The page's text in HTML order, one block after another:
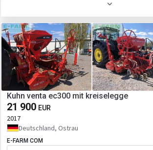
60 mm
Kuhn venta ec300 mit kreiselegge
21 900 EUR
2017
Deutschland, Ostrau
E-FARM COM